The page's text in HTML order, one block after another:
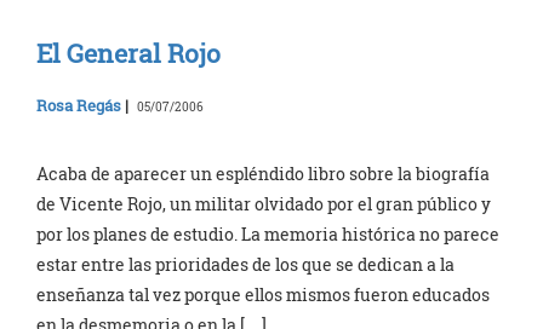
El General Rojo
Rosa Regás | 05/07/2006
Acaba de aparecer un espléndido libro sobre la biografía
de Vicente Rojo, un militar olvidado por el gran público y
por los planes de estudio. La memoria histórica no parece
estar entre las prioridades de los que se dedican a la
enseñanza tal vez porque ellos mismos fueron educados